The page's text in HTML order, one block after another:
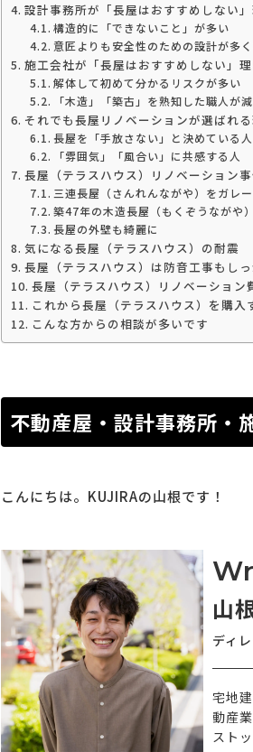
設計事務所が「長屋はおすすめしない
構造的に「できないこと」が多い
意匠よりも安全性のための設計が多
施工会社が「長屋はおすすめしない」
解体して初めて分かるリスクが多い
「木造」「築古」を熟知した職人が
それでも長屋リノベーションが選ばれ
長屋を「手放さない」と決めている人
「雰囲気」「風合い」に共感する人
長屋（テラスハウス）リノベーション
三連長屋（さんれんながや）をガレ
築47年の木造長屋（もくぞうながや
長屋の外壁も綺麗に
気になる長屋（テラスハウス）の耐震
長屋（テラスハウス）は防音工事もしっ
長屋（テラスハウス）リノベーション
これから長屋（テラスハウス）を購入
こんな方からの相談が多いです
不動産屋・設計事務所・
こんにちは。KUJIRAの山根です！
山
ディ
宅地
動産
スト